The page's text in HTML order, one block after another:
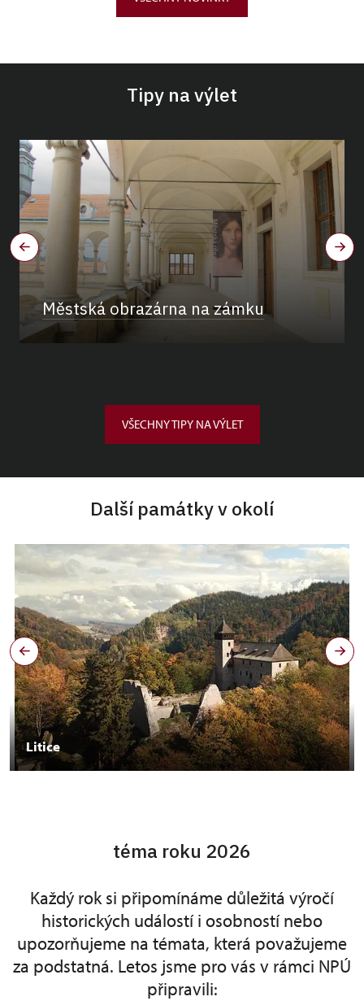
Tipy na výlet
Městská obrazárna na zámku
VŠECHNY TIPY NA VÝLET
Další památky v okolí
Litice
téma roku 2026
Každý rok si připomínáme důležitá výročí
historických událostí i osobností nebo
upozorňujeme na témata, která považujeme
za podstatná. Letos jsme pro vás v rámci NPÚ
připravili: